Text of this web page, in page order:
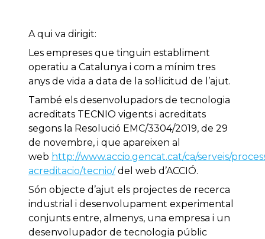
A qui va dirigit:
Les empreses que tinguin establiment
operatiu a Catalunya i com a mínim tres
anys de vida a data de la sol·licitud de l’ajut.
També els desenvolupadors de tecnologia
acreditats TECNIO vigents i acreditats
segons la Resolució EMC/3304/2019, de 29
de novembre, i que apareixen al
web http://www.accio.gencat.cat/ca/serveis/
acreditacio/tecnio/del web d’ACCIÓ.
Són objecte d’ajut els projectes de recerca
industrial i desenvolupament experimental
conjunts entre, almenys, una empresa i un
desenvolupador de tecnologia públic